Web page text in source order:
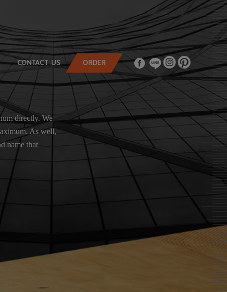
CONTACT US ORDER
directly. We
As well,
name that